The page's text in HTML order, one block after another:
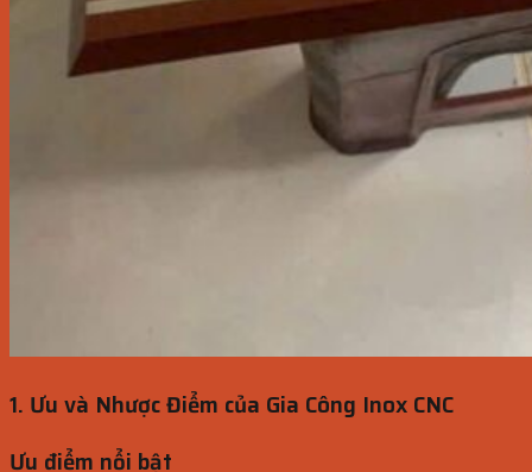
1. Ưu và Nhược Điểm của Gia Công Inox CNC
Ưu điểm nổi bật